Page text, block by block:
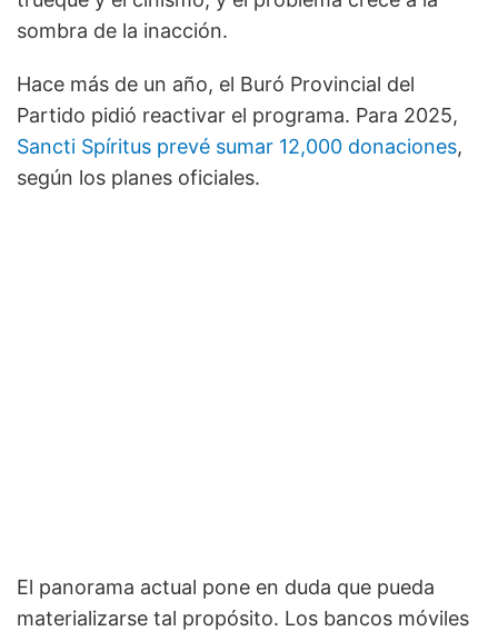
sombra de la inacción.
Hace más de un año, el Buró Provincial del
Partido pidió reactivar el programa. Para 2025,
Sancti Spíritus prevé sumar 12,000 donaciones,
según los planes oficiales.
El panorama actual pone en duda que pueda
materializarse tal propósito. Los bancos móviles